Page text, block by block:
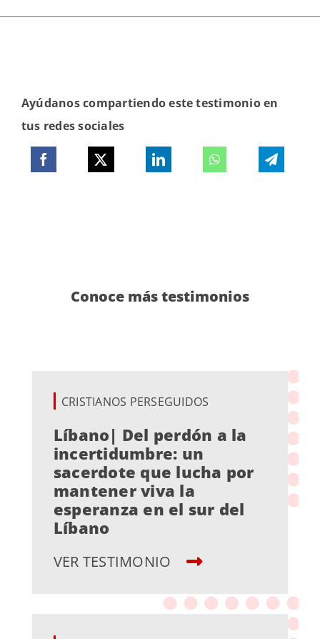
Ayúdanos compartiendo este testimonio en
tus redes sociales
Conoce más testimonios
CRISTIANOS PERSEGUIDOS
Líbano| Del perdón a la
incertidumbre: un
sacerdote que lucha por
mantener viva la
esperanza en el sur del
Líbano
VER TESTIMONIO